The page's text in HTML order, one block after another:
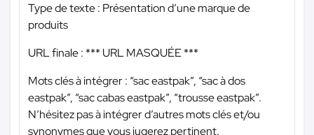
Type de texte : Présentation d’une marque de
produits
URL finale : *** URL MASQUÉE ***
Mots clés à intégrer : “sac eastpak”, “sac à dos
eastpak”, “sac cabas eastpak”, “trousse eastpak”.
N’hésitez pas à intégrer d’autres mots clés et/ou
synonymes que vous jugerez pertinent.